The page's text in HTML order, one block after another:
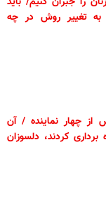
به تغییر روش در چه
از چهار نماینده / آن
کردند، دلسوزان